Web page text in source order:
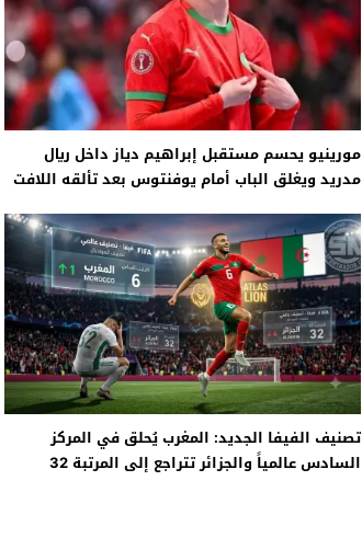
مورينيو يحسم مستقبل إبراهيم دياز داخل ريال
مدريد ويغلق الباب أمام يوفنتوس بعد تألقه اللافت
تصنيف الفيفا الجديد: المغرب يُحلق في المركز
السادس عالمياً والجزائر تتراجع إلى المرتبة 32